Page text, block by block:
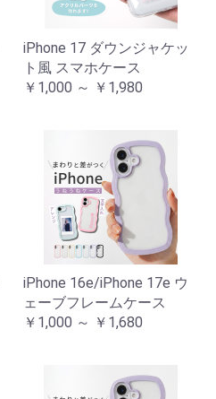
iPhone 17 ダウンジャケッ
ト風 スマホケース
￥1,000 ～ ￥1,980
iPhone 16e/iPhone 17e ウ
ェーブフレームケース
￥1,000 ～ ￥1,680